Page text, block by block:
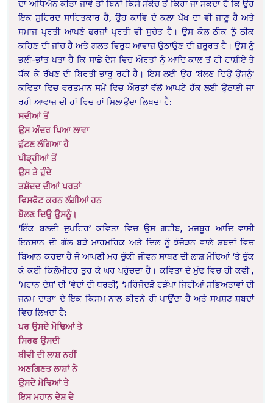
ਦਾ ਅਧਿਐਨ ਕੀਤਾ ਜਾਵੇ ਤਾਂ ਬਿਨਾਂ ਕਿਸੇ ਸੰਕੋਚ ਤੋਂ ਕਿਹਾ ਜਾ ਸਕਦਾ ਹੈ ਕਿ ਉਹ
ਇਕ ਸੁਹਿਰਦ ਸਾਹਿਤਕਾਰ ਹੈ, ਉਹ ਕਾਵਿ ਦੇ ਕਲਾ ਪੱਖ ਦਾ ਵੀ ਜਾਣੂ ਹੈ ਅਤੇ
ਸਮਾਜ ਪ੍ਰਤੀ ਆਪਣੇ ਫਰਜ਼ਾਂ ਪ੍ਰਤੀ ਵੀ ਸੁਚੇਤ ਹੈ। ਉਸ ਕੋਲ ਠੀਕ ਨੂੰ ਠੀਕ
ਕਹਿਣ ਦੀ ਜਾਂਚ ਹੈ ਅਤੇ ਗਲਤ ਵਿਰੁਧ ਆਵਾਜ਼ ਉਠਾਉਣ ਦੀ ਜ਼ਰੂਰਤ ਹੈ। ਉਸ ਨੂੰ
ਭਲੀ-ਭਾਂਤ ਪਤਾ ਹੈ ਕਿ ਸਾਡੇ ਦੇਸ ਵਿਚ ਔਰਤਾਂ ਨੂੰ ਆਦਿ ਕਾਲ ਤੋਂ ਹੀ ਹਾਸ਼ੀਏ ਤੇ
ਧੱਕ ਕੇ ਰੱਖਣ ਦੀ ਬਿਰਤੀ ਭਾਰੂ ਰਹੀ ਹੈ। ਇਸ ਲਈ ਉਹ ‘ਬੋਲਣ ਦਿਉ ਉਸਨੂੰ’
ਕਵਿਤਾ ਵਿਚ ਵਰਤਮਾਨ ਸਮੇਂ ਵਿਚ ਔਰਤਾਂ ਵੱਲੋਂ ਆਪਟੇ ਹੱਕ ਲਈ ਉਠਾਈ ਜਾ
ਰਹੀ ਆਵਾਜ਼ ਦੀ ਹਾਂ ਵਿਚ ਹਾਂ ਮਿਲਾਉਂਦਾ ਲਿਖਦਾ ਹੈ:
ਸਦੀਆਂ ਤੋਂ
ਉਸ ਅੰਦਰ ਪਿਆ ਲਾਵਾ
ਫੁੱਟਣ ਲੱਗਿਆ ਹੈ
ਪੀੜ੍ਹੀਆਂ ਤੋਂ
ਉਸ ਤੇ ਹੁੰਦੇ
ਤਸ਼ੱਦਦ ਦੀਆਂ ਪਰਤਾਂ
ਵਿਸਫੋਟ ਕਰਨ ਲੱਗੀਆਂ ਹਨ
ਬੋਲਣ ਦਿਉ ਉਸਨੂੰ।
‘ਇੱਕ ਬਲਦੀ ਦੁਪਹਿਰ’ ਕਵਿਤਾ ਵਿਚ ਉਸ ਗਰੀਬ, ਮਜਬੂਰ ਆਦਿ ਵਾਸੀ
ਇਨਸਾਨ ਦੀ ਗੱਲ ਬੜੇ ਮਾਰਮਰਿਕ ਅਤੇ ਦਿਲ ਨੂੰ ਝੰਜੋੜਨ ਵਾਲੇ ਸ਼ਬਦਾਂ ਵਿਚ
ਬਿਆਨ ਕਰਦਾ ਹੈ ਜੋ ਆਪਣੀ ਮਰ ਚੁੱਕੀ ਜੀਵਨ ਸਾਥਣ ਦੀ ਲਾਸ਼ ਮੋਢਿਆਂ ‘ਤੇ ਚੁੱਕ
ਕੇ ਕਈ ਕਿਲੋਮੀਟਰ ਤੁਰ ਕੇ ਘਰ ਪਹੁੰਚਦਾ ਹੈ। ਕਵਿਤਾ ਦੇ ਮੁੱਢ ਵਿਚ ਹੀ ਕਵੀ ,
‘ਮਹਾਨ ਦੇਸ਼’ ਦੀ ‘ਵੇਦਾਂ ਦੀ ਧਰਤੀ’, ‘ਮਹਿੰਜੋਦੜੋ ਹੜੱਪਾ ਜਿਹੀਆਂ ਸਭਿਅਤਾਵਾਂ ਦੀ
ਜਨਮ ਦਾਤਾ’ ਦੇ ਇਕ ਕਿਸਮ ਨਾਲ ਕੀਰਨੇ ਹੀ ਪਾਉਂਦਾ ਹੈ ਅਤੇ ਸਪਸ਼ਟ ਸ਼ਬਦਾਂ
ਵਿਚ ਲਿਖਦਾ ਹੈ:
ਪਰ ਉਸਦੇ ਮੋਢਿਆਂ ਤੇ
ਸਿਰਫ ਉਸਦੀ
ਬੀਵੀ ਦੀ ਲਾਸ਼ ਨਹੀਂ
ਅਣਗਿਣਤ ਲਾਸ਼ਾਂ ਨੇ
ਉਸਦੇ ਮੋਢਿਆਂ ਤੇ
ਇਸ ਮਹਾਨ ਦੇਸ਼ ਦੇ